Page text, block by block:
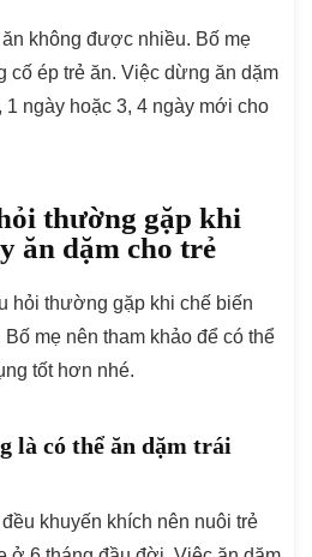
không được nhiều. Bố mẹ
cố ép trẻ ăn. Việc dừng ăn dặm
ngày hoặc 3, 4 ngày mới cho
thường gặp khi
ăn dặm cho trẻ
hỏi thường gặp khi chế biến
mẹ nên tham khảo để có thể
tốt hơn nhé.
là có thể ăn dặm trái
khuyến khích nên nuôi trẻ